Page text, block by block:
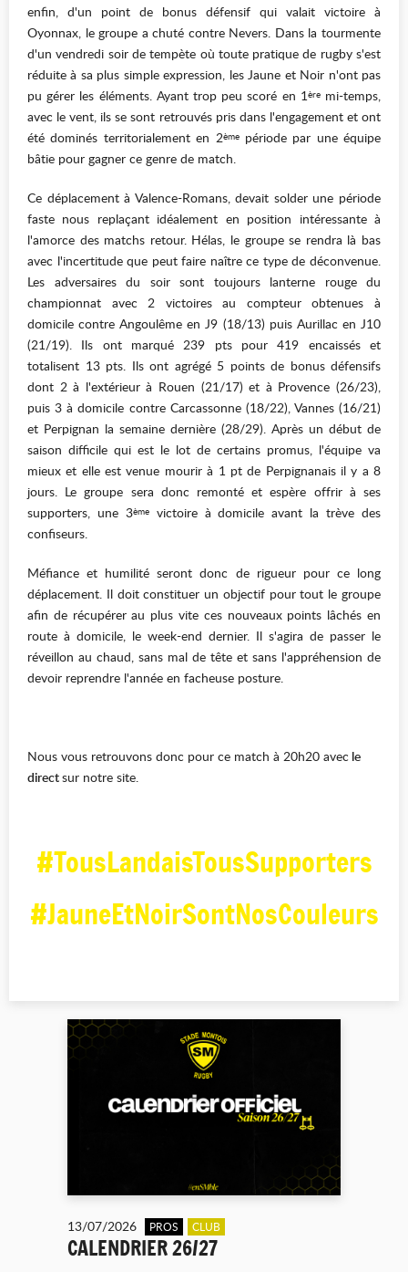
enfin, d'un point de bonus défensif qui valait victoire à
Oyonnax, le groupe a chuté contre Nevers. Dans la tourmente
d'un vendredi soir de tempète où toute pratique de rugby s'est
réduite à sa plus simple expression, les Jaune et Noir n'ont pas
pu gérer les éléments. Ayant trop peu scoré en 1èremi-temps,
avec le vent, ils se sont retrouvés pris dans l'engagement et ont
été dominés territorialement en 2èmepériode par une équipe
bâtie pour gagner ce genre de match.
Ce déplacement à Valence-Romans, devait solder une période
faste nous replaçant idéalement en position intéressante à
l'amorce des matchs retour. Hélas, le groupe se rendra là bas
avec l'incertitude que peut faire naître ce type de déconvenue.
Les adversaires du soir sont toujours lanterne rouge du
championnat avec 2 victoires au compteur obtenues à
domicile contre Angoulême en J9 (18/13) puis Aurillac en J10
(21/19). Ils ont marqué 239 pts pour 419 encaissés et
totalisent 13 pts. Ils ont agrégé 5 points de bonus défensifs
dont 2 à l'extérieur à Rouen (21/17) et à Provence (26/23),
puis 3 à domicile contre Carcassonne (18/22), Vannes (16/21)
et Perpignan la semaine dernière (28/29). Après un début de
saison difficile qui est le lot de certains promus, l'équipe va
mieux et elle est venue mourir à 1 pt de Perpignanais il y a 8
jours. Le groupe sera donc remonté et espère offrir à ses
supporters, une 3èmevictoire à domicile avant la trève des
confiseurs.
Méfiance et humilité seront donc de rigueur pour ce long
déplacement. Il doit constituer un objectif pour tout le groupe
afin de récupérer au plus vite ces nouveaux points lâchés en
route à domicile, le week-end dernier. Il s'agira de passer le
réveillon au chaud, sans mal de tête et sans l'appréhension de
devoir reprendre l'année en facheuse posture.
Nous vous retrouvons donc pour ce match à 20h20 avec le
directsur notre site.
#TousLandaisTousSupporters
#JauneEtNoirSontNosCouleurs
13/07/2026 PROS CLUB
CALENDRIER 26/27